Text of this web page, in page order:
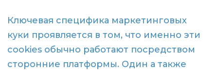
Ключевая специфика маркетинговых
куки проявляется в том, что именно эти
cookies обычно работают посредством
сторонние платформы. Один а также